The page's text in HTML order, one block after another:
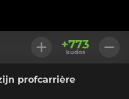
+773
kudos
profcarrière